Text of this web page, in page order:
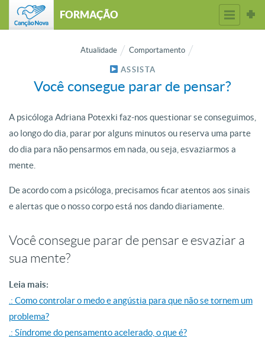
FORMAÇÃO
Atualidade Comportamento
ASSISTA
Você consegue parar de pensar?
A psicóloga Adriana Potexki faz-nos questionar se conseguimos,
ao longo do dia, parar por alguns minutos ou reserva uma parte
do dia para não pensarmos em nada, ou seja, esvaziarmos a
mente.
De acordo com a psicóloga, precisamos ficar atentos aos sinais
e alertas que o nosso corpo está nos dando diariamente.
Você consegue parar de pensar e esvaziar a
sua mente?
Leia mais:
.: Como controlar o medo e angústia para que não se tornem um
problema?
.: Síndrome do pensamento acelerado, o que é?